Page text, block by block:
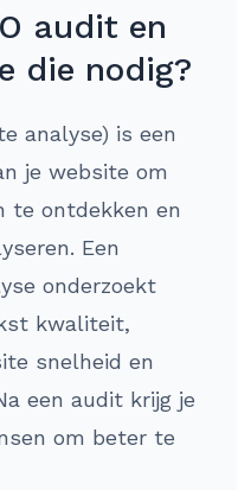
audit en
die nodig?
analyse) is een
je website om
te ontdekken en
Een
onderzoekt
kwaliteit,
snelheid en
een audit krijg je
om beter te